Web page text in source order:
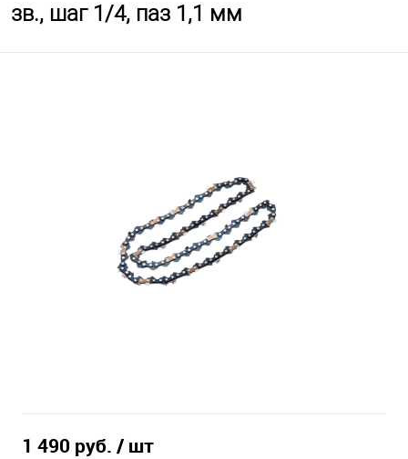
зв., шаг 1/4, паз 1,1 мм
1 490 руб. / шт